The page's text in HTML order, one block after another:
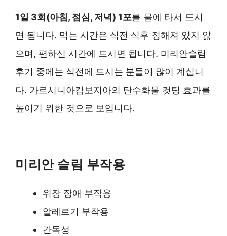
1일 3회(아침, 점심, 저녁) 1포를 물에 타서 드시
면 됩니다. 먹는 시간은 식전 식후 정해져 있지 않
으며, 편하신 시간에 드시면 됩니다. 미리안슬림
후기 중에는 식전에 드시는 분들이 많이 계십니
다. 가르시니아캄보지아의 탄수화물 컷팅 효과를
높이기 위한 것으로 보입니다.
미리안 슬림 부작용
위장 장애 부작용
알레르기 부작용
간독성